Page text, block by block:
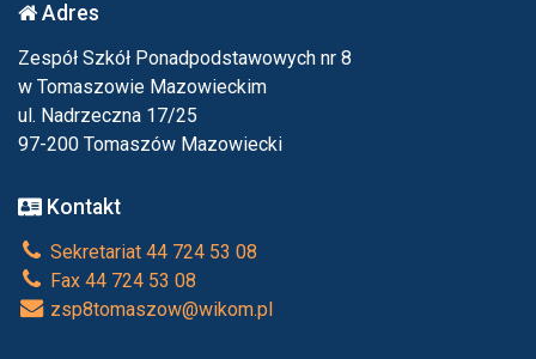
Adres
Zespół Szkół Ponadpodstawowych nr 8
w Tomaszowie Mazowieckim
ul. Nadrzeczna 17/25
97-200 Tomaszów Mazowiecki
Kontakt
Sekretariat 44 724 53 08
Fax 44 724 53 08
zsp8tomaszow@wikom.pl